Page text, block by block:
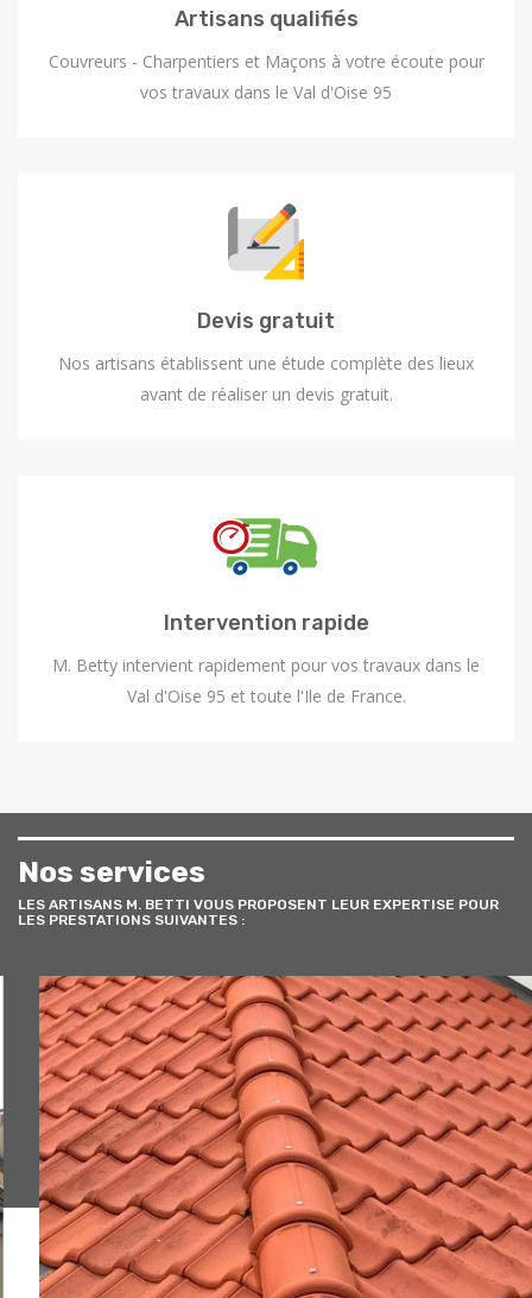
Artisans qualifiés
Couvreurs - Charpentiers et Maçons à votre écoute pour
vos travaux dans le Val d'Oise 95
Devis gratuit
Nos artisans établissent une étude complète des lieux
avant de réaliser un devis gratuit.
Intervention rapide
M. Betty intervient rapidement pour vos travaux dans le
Val d'Oise 95 et toute l'Ile de France.
Nos services
LES ARTISANS M. BETTI VOUS PROPOSENT LEUR EXPERTISE POUR
LES PRESTATIONS SUIVANTES :